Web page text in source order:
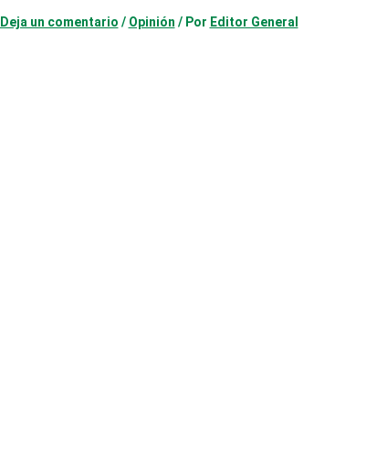
Deja un comentario / Opinión / Por Editor General